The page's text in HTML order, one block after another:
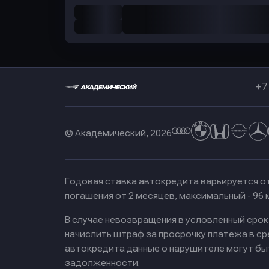
© Академический, 2026
Годовая ставка автокредита варьируется
погашения от 2 месяцев, максимальный -
В случае невозвращения в условленный
начислить штраф за просрочку платежа в
автокредита данные о нарушителе могут
задолженности.